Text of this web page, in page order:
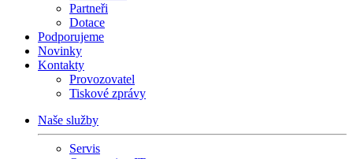
Partneři
Dotace
Podporujeme
Novinky
Kontakty
Provozovatel
Tiskové zprávy
Naše služby
Servis